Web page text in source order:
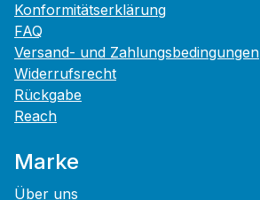
Konformitätserklärung
FAQ
Versand- und Zahlungsbedingungen
Widerrufsrecht
Rückgabe
Reach
Marke
Über uns